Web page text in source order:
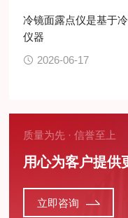
冷镜面露点仪是基于
仪器
2026-06-17
质量为先 · 信誉至上
用心为客户提供
立即咨询